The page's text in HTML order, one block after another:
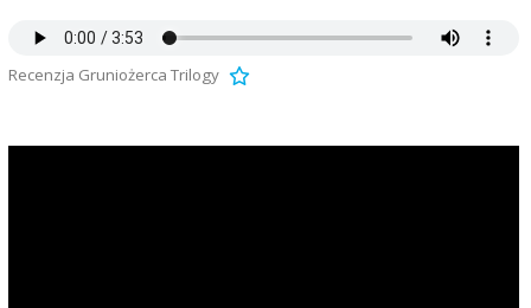
Recenzja Gruniożerca Trilogy